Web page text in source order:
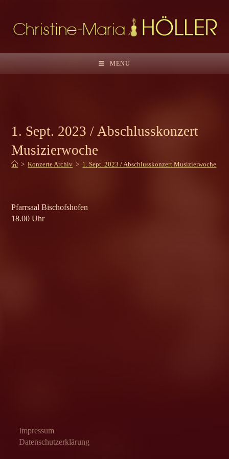
springen
MENÜ
1. Sept. 2023 / Abschlusskonzert
Musizierwoche
> Konzerte Archiv > 1. Sept. 2023 / Abschlusskonzert Musizierwoche
Pfarrsaal Bischofshofen
18.00 Uhr
Impressum
Datenschutzerklärung